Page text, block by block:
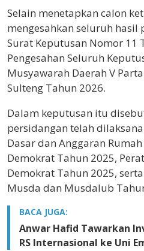
Selain menetapkan calon
mengesahkan seluruh
Surat Keputusan Nomor 11
Pengesahan Seluruh
Musyawarah Daerah V
Sulteng Tahun 2026.
Dalam keputusan itu
persidangan telah
Dasar dan Anggaran
Demokrat Tahun 2025,
Demokrat Tahun 2025,
Musda dan Musdalub
BACA JUGA:
Anwar Hafid Tawarkan
RS Internasional ke Uni